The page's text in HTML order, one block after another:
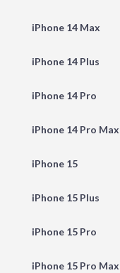
iPhone 14 Max
iPhone 14 Plus
iPhone 14 Pro
iPhone 14 Pro Max
iPhone 15
iPhone 15 Plus
iPhone 15 Pro
iPhone 15 Pro Max